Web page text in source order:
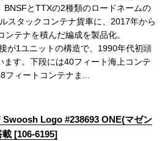
BNSFとTTXの2種類のロードネームの
スタックコンテナ貨車に、2017年から
ンテナを積んだ編成を製品化。
が1ユニットの構造で、1990年代初頭
ます。下段には40フィート海上コンテ
フィートコンテナま...
Swoosh Logo #238693 ONE(マゼン
[106-6195]